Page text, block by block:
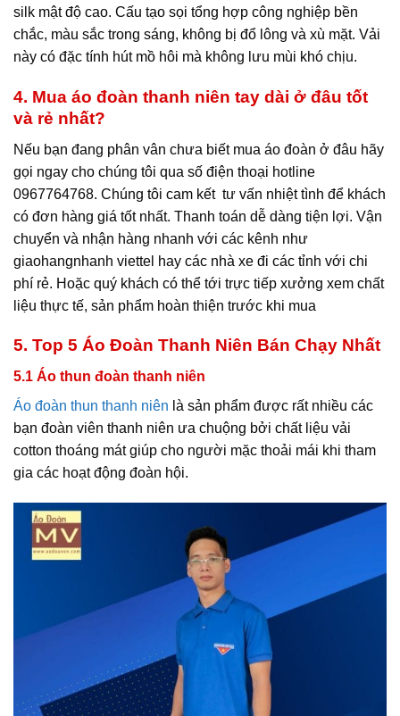
silk mật độ cao. Cấu tạo sọi tổng hợp công nghiệp bền
chắc, màu sắc trong sáng, không bị đổ lông và xù mặt. Vải
này có đặc tính hút mồ hôi mà không lưu mùi khó chịu.
4. Mua áo đoàn thanh niên tay dài ở đâu tốt
và rẻ nhất?
Nếu bạn đang phân vân chưa biết mua áo đoàn ở đâu hãy
gọi ngay cho chúng tôi qua số điện thoại hotline
0967764768. Chúng tôi cam kết tư vấn nhiệt tình để khách
có đơn hàng giá tốt nhất. Thanh toán dễ dàng tiện lợi. Vận
chuyển và nhận hàng nhanh với các kênh như
giaohangnhanh viettel hay các nhà xe đi các tỉnh với chi
phí rẻ. Hoặc quý khách có thể tới trực tiếp xưởng xem chất
liệu thực tế, sản phẩm hoàn thiện trước khi mua
5. Top 5 Áo Đoàn Thanh Niên Bán Chạy Nhất
5.1 Áo thun đoàn thanh niên
Áo đoàn thun thanh niên là sản phẩm được rất nhiều các
bạn đoàn viên thanh niên ưa chuộng bởi chất liệu vải
cotton thoáng mát giúp cho người mặc thoải mái khi tham
gia các hoạt động đoàn hội.